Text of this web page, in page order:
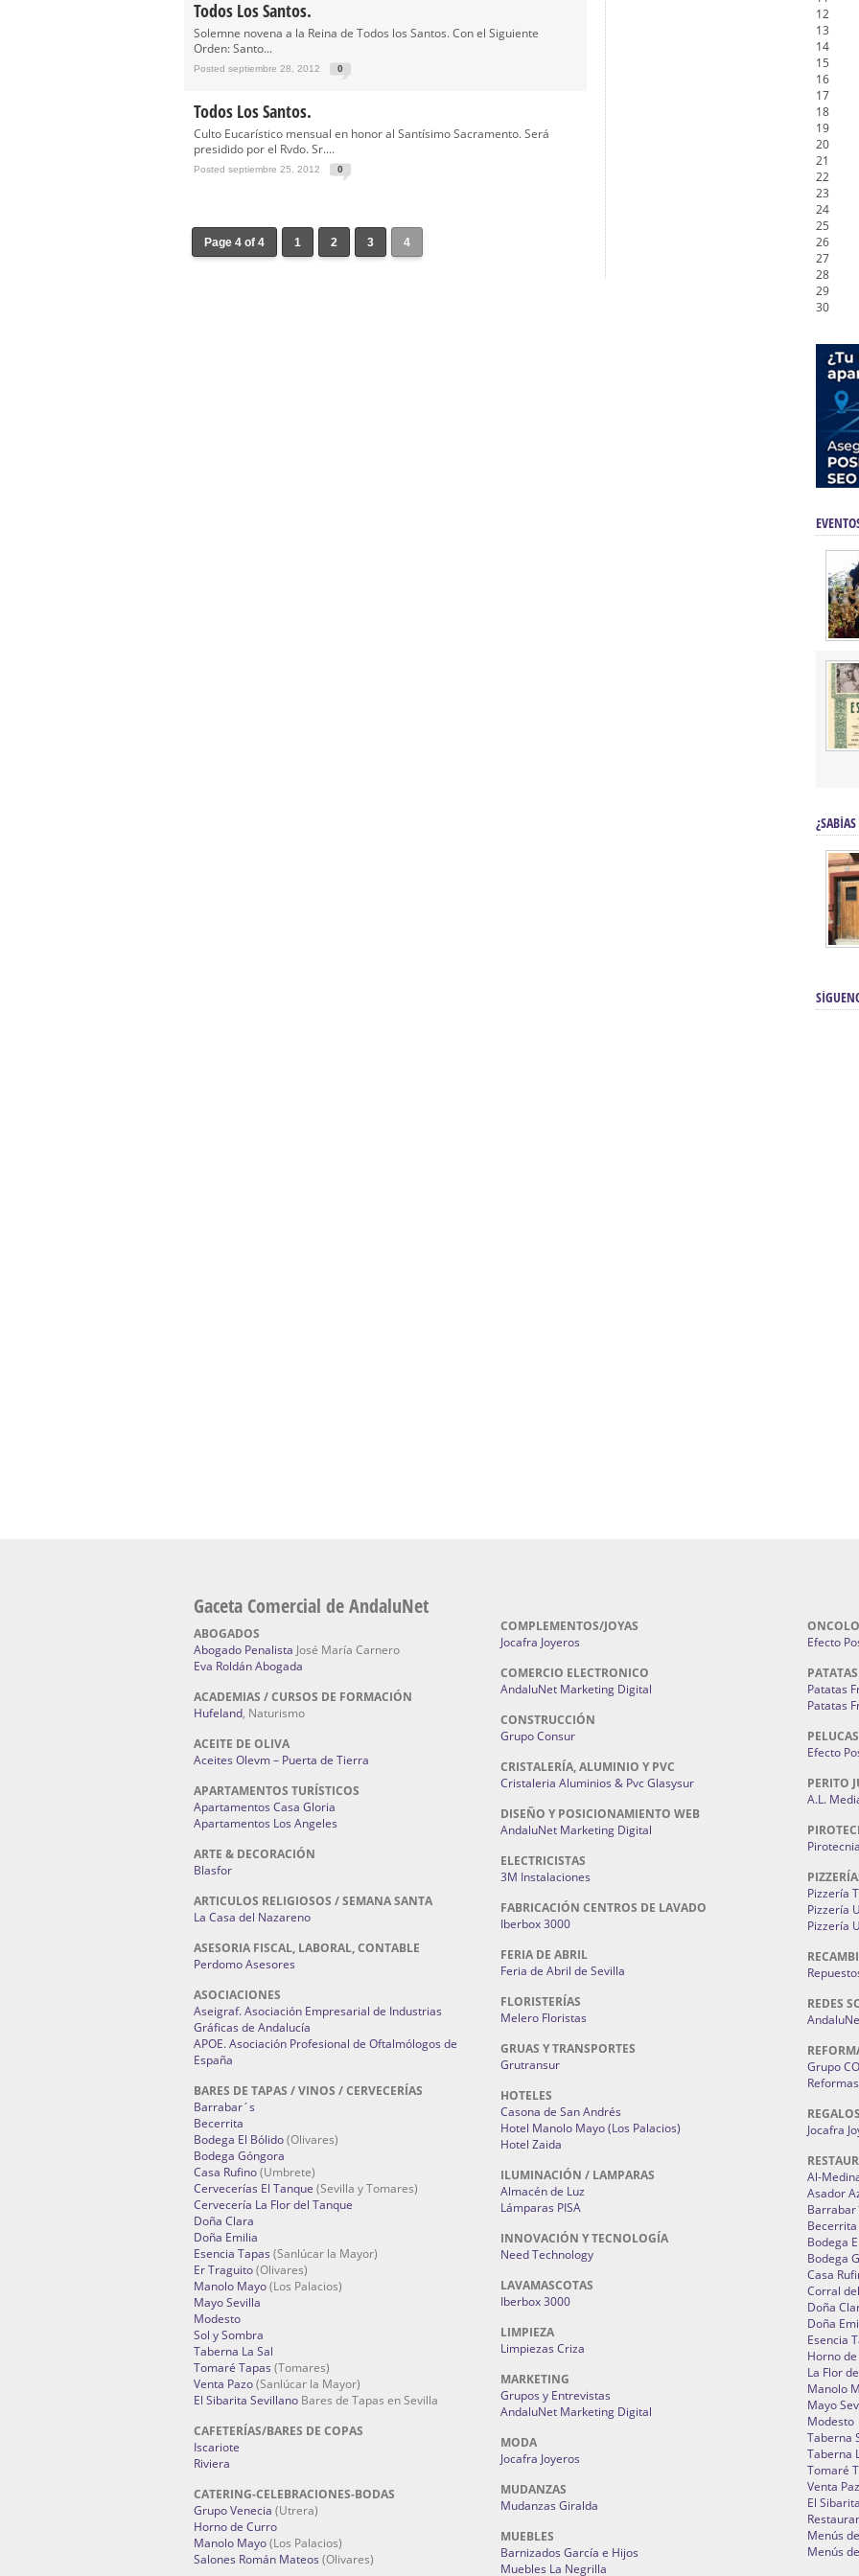
Todos Los Santos.
Solemne novena a la Reina de Todos los Santos. Con el Siguiente
Orden: Santo...
Posted septiembre 28, 2012 0
Todos Los Santos.
Culto Eucarístico mensual en honor al Santísimo Sacramento. Será
presidido por el Rvdo. Sr....
Posted septiembre 25, 2012 0
Page 4 of 4 1 2 3 4
12
13
14
15
16
17
18
19
20
21
22
23
24
25
26
27
28
29
30
Gaceta Comercial de AndaluNet
ABOGADOS
Abogado Penalista José María Carnero
Eva Roldán Abogada
ACADEMIAS / CURSOS DE FORMACIÓN
Hufeland, Naturismo
ACEITE DE OLIVA
Aceites Olevm – Puerta de Tierra
APARTAMENTOS TURÍSTICOS
Apartamentos Casa Gloria
Apartamentos Los Angeles
ARTE & DECORACIÓN
Blasfor
ARTICULOS RELIGIOSOS / SEMANA SANTA
La Casa del Nazareno
ASESORIA FISCAL, LABORAL, CONTABLE
Perdomo Asesores
ASOCIACIONES
Aseigraf. Asociación Empresarial de Industrias
Gráficas de Andalucía
APOE. Asociación Profesional de Oftalmólogos de
España
BARES DE TAPAS / VINOS / CERVECERÍAS
Barrabar´s
Becerrita
Bodega El Bólido(Olivares)
Bodega Góngora
Casa Rufino(Umbrete)
Cervecerías El Tanque (Sevilla y Tomares)
Cervecería La Flor del Tanque
Doña Clara
Doña Emilia
Esencia Tapas (Sanlúcar la Mayor)
Er Traguito(Olivares)
Manolo Mayo(Los Palacios)
Mayo Sevilla
Modesto
Sol y Sombra
Taberna La Sal
Tomaré Tapas (Tomares)
Venta Pazo(Sanlúcar la Mayor)
El Sibarita Sevillano Bares de Tapas en Sevilla
CAFETERÍAS/BARES DE COPAS
Iscariote
Riviera
CATERING-CELEBRACIONES-BODAS
Grupo Venecia (Utrera)
Horno de Curro
Manolo Mayo(Los Palacios)
Salones Román Mateos (Olivares)
COMPLEMENTOS/JOYAS
Jocafra Joyeros
COMERCIO ELECTRONICO
AndaluNet Marketing Digital
CONSTRUCCIÓN
Grupo Consur
CRISTALERÍA, ALUMINIO Y PVC
Cristaleria Aluminios & Pvc Glasysur
DISEÑO Y POSICIONAMIENTO WEB
AndaluNet Marketing Digital
ELECTRICISTAS
3M Instalaciones
FABRICACIÓN CENTROS DE LAVADO
Iberbox 3000
FERIA DE ABRIL
Feria de Abril de Sevilla
FLORISTERÍAS
Melero Floristas
GRUAS Y TRANSPORTES
Grutransur
HOTELES
Casona de San Andrés
Hotel Manolo Mayo (Los Palacios)
Hotel Zaida
ILUMINACIÓN / LAMPARAS
Almacén de Luz
Lámparas PISA
INNOVACIÓN Y TECNOLOGÍA
Need Technology
LAVAMASCOTAS
Iberbox 3000
LIMPIEZA
Limpiezas Criza
MARKETING
Grupos y Entrevistas
AndaluNet Marketing Digital
MODA
Jocafra Joyeros
MUDANZAS
Mudanzas Giralda
MUEBLES
Barnizados García e Hijos
Muebles La Negrilla
Efecto
Patatas
Patatas
PELUCAS
Efecto
PERITO
A.L.
Pizzería
Pizzería
Pizzería
REDES
Grupo
Jocafra
Al-
Asador
Becerrita
Bodega
Bodega
Casa
Corral
Doña
Doña
Esencia
Horno
La Flor
Manolo
Mayo
Modesto
Taberna
Taberna
Tomaré
Venta
El
Menús
Menús